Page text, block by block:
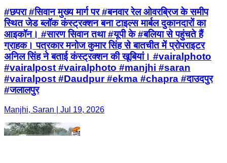
#छपरा #सिवान मुख्य मार्ग पर #बनवार रेल ओवरब्रिज के समीप
स्थित जेड ब्लॉक कंस्ट्रक्शन बना टाइल्स मार्बल दुकानदारों का
आइकॉन। #सारण सिवान तथा #यूपी के #बलिया से पहुंचते हैं
ग्राहक। पत्रकार मनोज कुमार सिंह से बातचीत में प्रोपराइटर
अनिल सिंह ने बताई कंस्ट्रक्शन की खूबियां। #vairalphoto
#vairalpost #vairalphoto #manjhi #saran
#vairalpost #Daudpur #ekma #chapra #दाउदपुर
#जलालपुर
Manjhi, Saran | Jul 19, 2026